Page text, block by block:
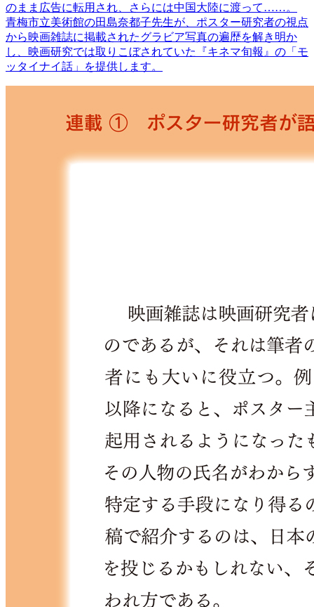
のまま広告に転用され、さらには中国大陸に渡って……。
青梅市立美術館の田島奈都子先生が、ポスター研究者の視点
から映画雑誌に掲載されたグラビア写真の遍歴を解き明か
し、映画研究では取りこぼされていた『キネマ旬報』の「モ
ッタイナイ話」を提供します。